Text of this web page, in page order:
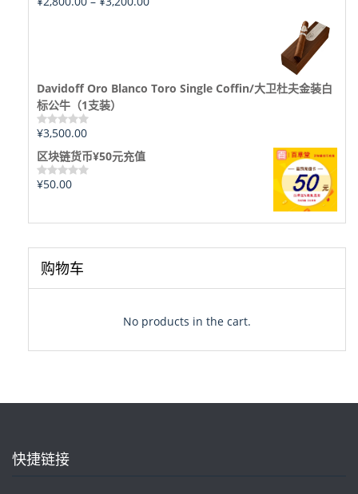
评
Davidoff Oro Blanco Toro Single Coffin/大卫杜夫金装白
标公牛（1支装）
评
0
&sol;
5
¥3,500.00
区块链货币¥50元充值
评
&sol;
¥50.00
购物车
No products in the cart.
快捷链接